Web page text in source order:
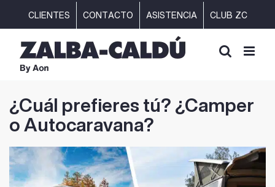
contenido
CLIENTES CONTACTO ASISTENCIA CLUB ZC
¿Cuál prefieres tú? ¿Camper
o Autocaravana?